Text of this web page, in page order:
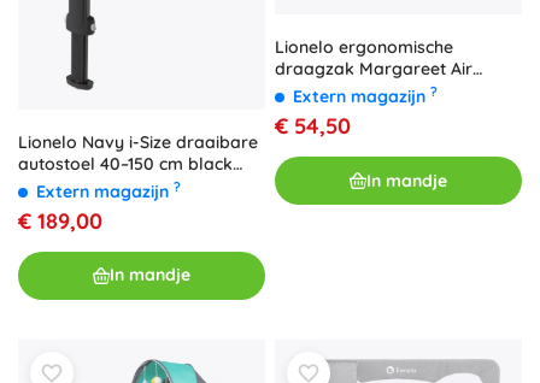
Lionelo Navy i-Size draaibare
autostoel 40–150 cm black
pinkExtern magazijn ?
€ 189,00
In mandje
Lionelo ergonomische
draagzak Margareet Air
zwartExtern magazijn ?
€ 54,50
In mandje